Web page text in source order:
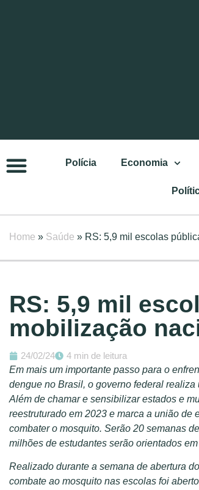
Polícia Economia
Home » Saúde » RS: 5,9 mil escolas
RS: 5,9 mil
mobilização
24/02/24
4 min de leitura
Em mais um importante passo para o
dengue no Brasil, o governo federal
Além de chamar e sensibilizar estados e
reestruturado em 2023 e marca a união
combater o mosquito. Serão 20 semanas
milhões de estudantes serão orientados
Realizado durante a semana de abertura
combate ao mosquito nas escolas foi